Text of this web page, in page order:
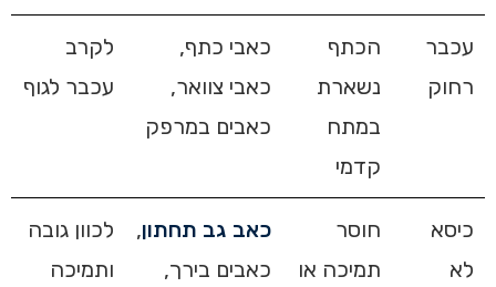
עכבר
רחוק
הכתף
נשארת
במתח
קדמי
כאבי כתף,
כאבי צוואר,
כאבים במרפק
לקרב
עכבר לגוף
כיסא
לא
חוסר
תמיכה או
כאב גב תחתון,
כאבים בירך,
לכוון גובה
ותמיכה